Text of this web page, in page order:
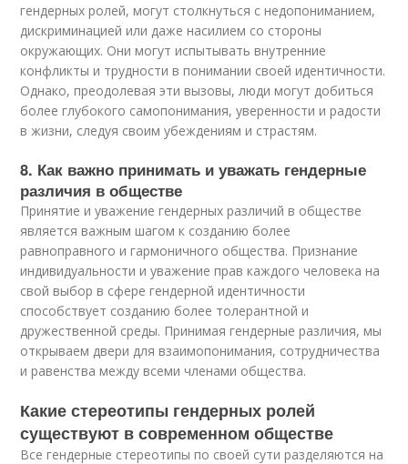
гендерных ролей, могут столкнуться с недопониманием,
дискриминацией или даже насилием со стороны
окружающих. Они могут испытывать внутренние
конфликты и трудности в понимании своей идентичности.
Однако, преодолевая эти вызовы, люди могут добиться
более глубокого самопонимания, уверенности и радости
в жизни, следуя своим убеждениям и страстям.
8. Как важно принимать и уважать гендерные
различия в обществе
Принятие и уважение гендерных различий в обществе
является важным шагом к созданию более
равноправного и гармоничного общества. Признание
индивидуальности и уважение прав каждого человека на
свой выбор в сфере гендерной идентичности
способствует созданию более толерантной и
дружественной среды. Принимая гендерные различия, мы
открываем двери для взаимопонимания, сотрудничества
и равенства между всеми членами общества.
Какие стереотипы гендерных ролей
существуют в современном обществе
Все гендерные стереотипы по своей сути разделяются на